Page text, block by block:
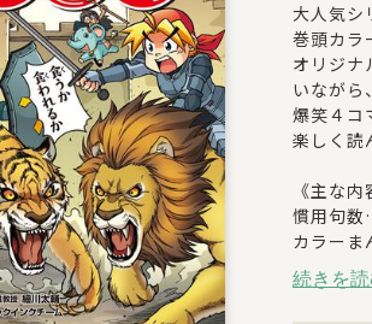
大人気シ
巻頭カラ
オリジナ
いながら
爆笑４コ
楽しく読
《主な内
慣用句
カラー
読み物
続きを